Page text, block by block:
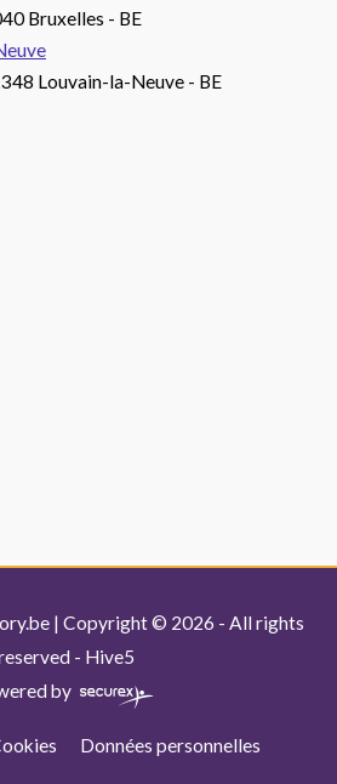
Bruxelles - BE
Louvain-la-Neuve - BE
| Copyright © 2026 - All rights
- Hive5
by
Données personnelles